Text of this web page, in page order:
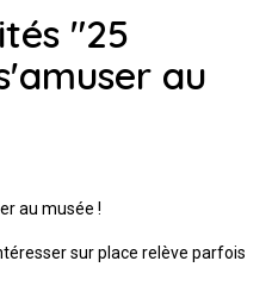
"25
au
au musée !
sur place relève parfois